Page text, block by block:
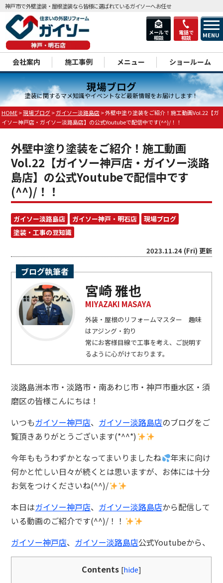
メールで
相談
電話で
相談 MENU
神戸市で外壁塗装・屋根塗装なら皆様に選ばれているガイソーへお任せ
会社案内 施工事例 メニュー ショールーム
現場ブログ
塗装に関するマメ知識やイベントなど最新情報をお届けします！
HOME>現場ブログ>ガイソー淡路島店>外壁中塗り塗装をご紹介！施工動画Vol.22【ガ
イソー神戸店・ガイソー淡路島店】の公式Youtubeで配信中です(^^)/！！
外壁中塗り塗装をご紹介！施工動画
Vol.22【ガイソー神戸店・ガイソー淡路
島店】の公式Youtubeで配信中です
(^^)/！！
ガイソー淡路島店 ガイソー神戸・明石店
現場ブログ
塗装・工事の豆知識
2023.11.24 (Fri) 更新
ブログ執筆者
宮崎 雅也
MIYAZAKI MASAYA
外装・屋根のリフォームマスター 趣味
はアジング・釣り
常にお客様目線で工事を考え、ご説明す
るように心がけております。
淡路島洲本市・淡路市・南あわじ市・神戸市垂水区・須
磨区の皆様こんにちは！
いつもガイソー神戸店、 ガイソー淡路島店のブログをご
覧頂きありがとうございます(*^^*)
今年ももうわずかとなってまいりましたね
年末に向け
何かと忙しい日々が続くとは思いますが、お体には十分
お気をつけくださいね(^^)/
本日はガイソー神戸店、 ガイソー淡路島店から配信して
いる動画のご紹介です(^^)/！！
ガイソー神戸店、 ガイソー淡路島店公式Youtubeから、
Contents [hide]